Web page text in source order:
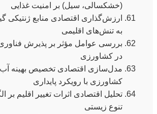
(خشکسالی، سیل) بر امنیت غذایی
ارزش‌گذاری اقتصادی منابع ژنتیکی
به تنش‌های اقلیمی
بررسی عوامل مؤثر بر پذیرش
در کشاورزی
مدل‌سازی اقتصادی تخصیص بهینه آب
کشاورزی با رویکرد پایداری
تحلیل اقتصادی اثرات تغییر اقلیم
تنوع زیستی